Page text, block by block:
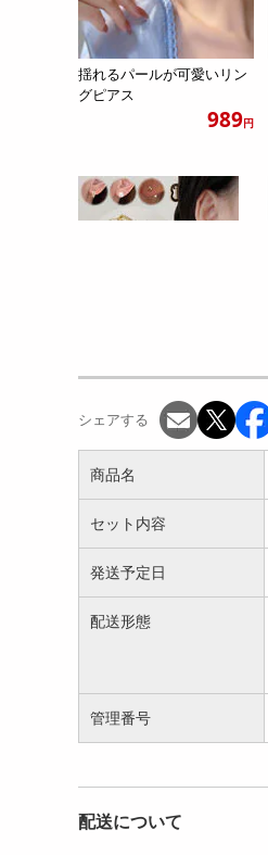
揺れるパールが可愛いリン
グピアス
989円
915円
ホワイトパールピアス
シェアする
商品名
セット内容
発送予定日
配送形態
管理番号
配送について